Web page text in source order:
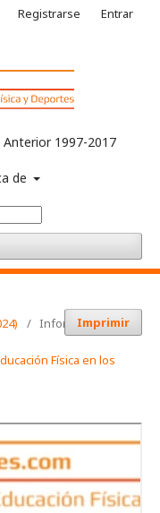
Anterior 1997-2017
de
Registrarse Entrar
/ Informaciones
Imprimir
Física en los